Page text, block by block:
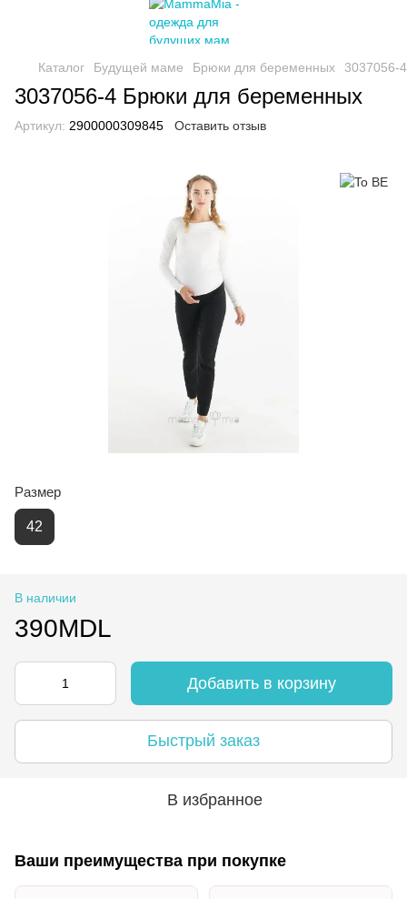
Каталог Будущей маме Брюки для беременных 3037056-
3037056-4 Брюки для беременных
Артикул: 2900000309845 Оставить отзыв
Размер
42
В наличии
390MDL
Добавить в корзину
Быстрый заказ
В избранное
Ваши преимущества при покупке